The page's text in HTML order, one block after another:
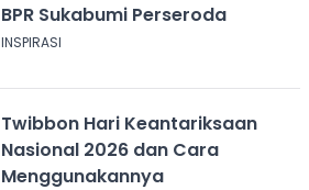
BPR Sukabumi Perseroda
INSPIRASI
Twibbon Hari Keantariksaan
Nasional 2026 dan Cara
Menggunakannya